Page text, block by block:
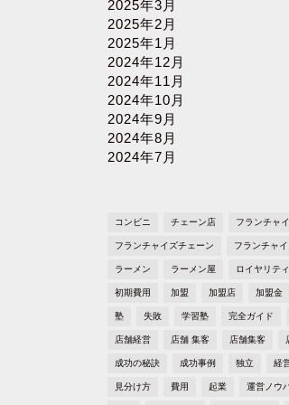
2025年3月
2025年2月
2025年1月
2024年12月
2024年11月
2024年10月
2024年9月
2024年8月
2024年7月
コンビニ チェーン店 フランチャ
フランチャイズチェーン フランチャ
ラーメン ラーメン屋 ロイヤリティ
初期費用 加盟 加盟店 加盟金
塾 失敗 学習塾 完全ガイド
店舗経営 店舗 集客 店舗集客
成功の秘訣 成功事例 独立 経
見分け方 費用 起業 運営ノウ